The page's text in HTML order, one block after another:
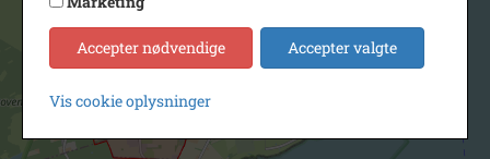
Accepter nødvendige Accepter valgte
Vis cookie oplysninger